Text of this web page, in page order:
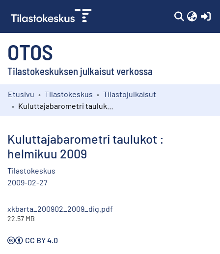
OTOS
Tilastokeskuksen julkaisut verkossa
Kokoelmat
Etusivu Tilastokeskus
Tilastojulkaisut
Kuluttajabarometri taulukot :
helmikuu 2009
Tilastokeskus
2009-02-27
xkbarta_200902_2009_dig.pdf
22.57 MB
CC BY 4.0